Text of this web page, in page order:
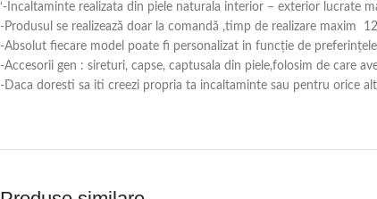
‘-Incaltaminte realizata din piele naturala interior – exterior lucrate
-Produsul se realizează doar la comandă ,timp de realizare maxim
-Absolut fiecare model poate fi personalizat in funcție de
-Accesorii gen : sireturi, capse, captusala din piele,folosim de care
-Daca doresti sa iti creezi propria ta incaltaminte sau pentru orice